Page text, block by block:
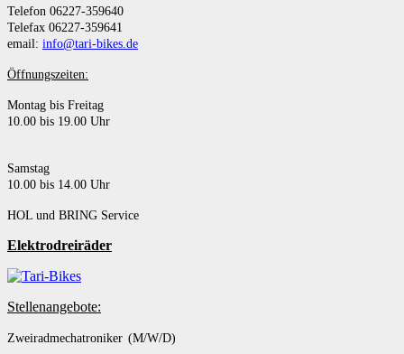
Telefon 06227-359640
Telefax 06227-359641
email: info@tari-bikes.de
Öffnungszeiten:
Montag bis Freitag
10.00 bis 19.00 Uhr
Samstag
10.00 bis 14.00 Uhr
HOL und BRING Service
Elektrodreiräder
Stellenangebote:
Zweiradmechatroniker (M/W/D)